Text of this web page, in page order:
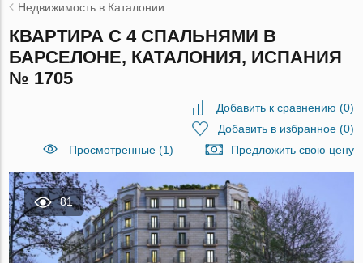
Недвижимость в Каталонии
КВАРТИРА С 4 СПАЛЬНЯМИ В
БАРСЕЛОНЕ, КАТАЛОНИЯ, ИСПАНИЯ
№ 1705
Добавить к сравнению (0)
Добавить в избранное(0)
Просмотренные (1)
Предложить свою цену
81